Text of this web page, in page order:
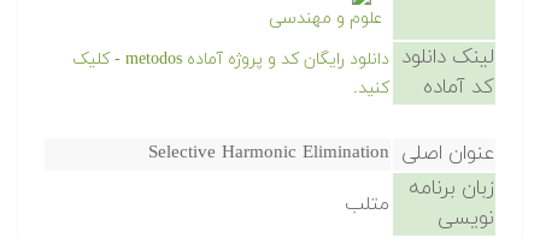
علوم و مهندسی
لینک دانلود
کد آماده
دانلود رایگان کد و پروژه آماده metodos - کلیک
کنید.
عنوان اصلی Selective Harmonic Elimination
زبان برنامه
نویسی
متلب